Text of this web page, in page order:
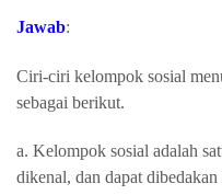
Jawab:
Ciri-ciri kelompok sosial
sebagai berikut.
a. Kelompok sosial adalah
dikenal, dan dapat